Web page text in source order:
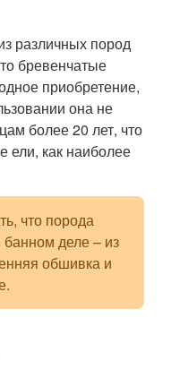
различных пород
бревенчатые
приобретение,
она не
более 20 лет, что
ели, как наиболее
что порода
деле – из
обшивка и